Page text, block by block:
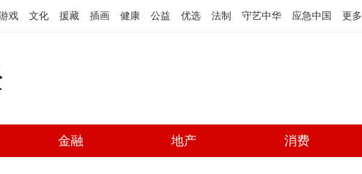
戏 文化 援藏 插画 健康 公益 优选 法制 守艺中华 应急中国 更多
金融 地产 消费